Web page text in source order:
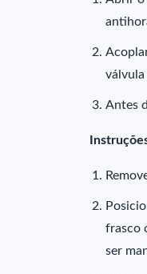
válvula
Antes
frasco
ser